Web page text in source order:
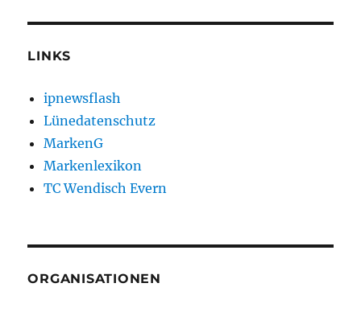
LINKS
ipnewsflash
Lünedatenschutz
MarkenG
Markenlexikon
TC Wendisch Evern
ORGANISATIONEN